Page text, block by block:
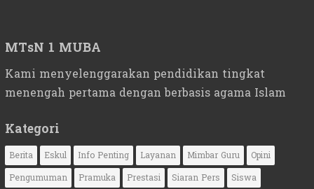
MTsN 1 MUBA
Kami menyelenggarakan pendidikan tingkat
menengah pertama dengan berbasis agama Islam
Kategori
Berita Eskul Info Penting Layanan Mimbar Guru
Opini
Pengumuman
Pramuka Prestasi Siaran Pers Siswa